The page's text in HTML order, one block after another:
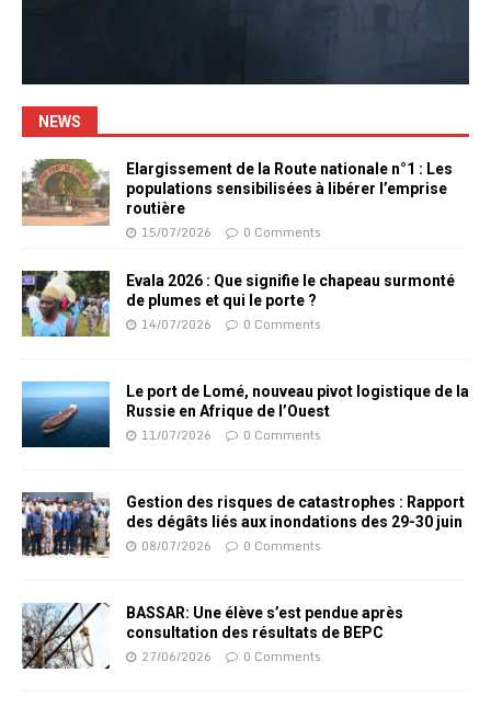
NEWS
Elargissement de la Route nationale n°1 : Les
populations sensibilisées à libérer l’emprise
routière
15/07/2026 0 Comments
Evala 2026 : Que signifie le chapeau surmonté
de plumes et qui le porte ?
14/07/2026 0 Comments
Le port de Lomé, nouveau pivot logistique de la
Russie en Afrique de l’Ouest
11/07/2026 0 Comments
Gestion des risques de catastrophes : Rapport
des dégâts liés aux inondations des 29-30 juin
08/07/2026 0 Comments
BASSAR: Une élève s’est pendue après
consultation des résultats de BEPC
27/06/2026 0 Comments